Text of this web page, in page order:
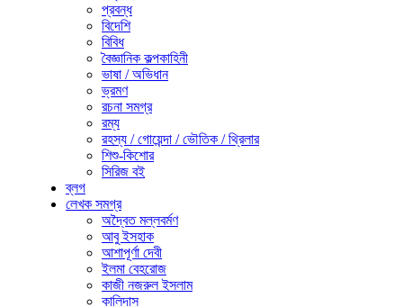
প্রবন্ধ
বিদেশি
বিবিধ
বৈজ্ঞানিক কল্পকাহিনী
ভাষা / অভিধান
ভ্রমণ
রচনা সমগ্র
রম্য
রহস্য / গোয়েন্দা / ভৌতিক / থ্রিলার
শিশু-কিশোর
সিরিজ বই
ব্লগ
লেখক সমগ্র
অদ্বৈত মল্লবর্মণ
আবু ইসহাক
আশাপূর্ণা দেবী
ইলমা বেহরোজ
কাজী নজরুল ইসলাম
কালিদাস